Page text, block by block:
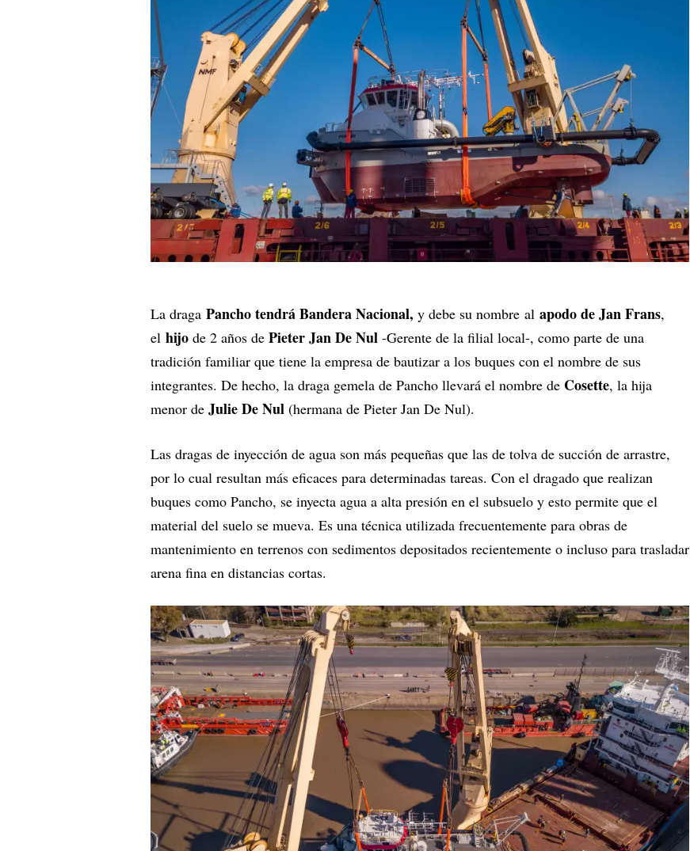
La draga Pancho tendrá Bandera Nacional, y debe su nombre al apodo de Jan Frans,
el hijo de 2 años de Pieter Jan De Nul -Gerente de la filial local-, como parte de una
tradición familiar que tiene la empresa de bautizar a los buques con el nombre de sus
integrantes. De hecho, la draga gemela de Pancho llevará el nombre de Cosette, la hija
menor de Julie De Nul (hermana de Pieter Jan De Nul).
Las dragas de inyección de agua son más pequeñas que las de tolva de succión de arrastre,
por lo cual resultan más eficaces para determinadas tareas. Con el dragado que realizan
buques como Pancho, se inyecta agua a alta presión en el subsuelo y esto permite que el
material del suelo se mueva. Es una técnica utilizada frecuentemente para obras de
mantenimiento en terrenos con sedimentos depositados recientemente o incluso para trasladar
arena fina en distancias cortas.